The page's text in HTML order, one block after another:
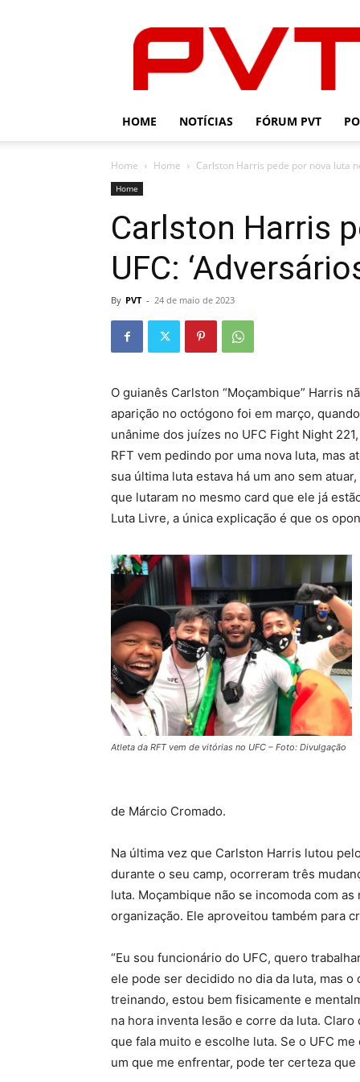
HOME NOTÍCIAS FÓRUM PVT
Home Home Carlston Harris pede por nova luta
Home
Carlston Harris
UFC:
By PVT - 24 de maio de 2023
O guianês Carlston “Moçambique” Harris
aparição no octógono foi em março,
unânime dos juízes no UFC Fight Night
RFT vem pedindo por uma nova luta, mas
sua última luta estava há um ano sem
que lutaram no mesmo card que ele já
Luta Livre, a única explicação é que os
Atleta da RFT vem de vitórias no UFC – Foto: Divulgação
de Márcio Cromado.
Na última vez que Carlston Harris lutou
durante o seu camp, ocorreram três
luta. Moçambique não se incomoda com
organização. Ele aproveitou também para
“Eu sou funcionário do UFC, quero
ele pode ser decidido no dia da luta, mas
treinando, estou bem fisicamente e
na hora inventa lesão e corre da luta.
que fala muito e escolhe luta. Se o UFC
um que me enfrentar, pode ter certeza que